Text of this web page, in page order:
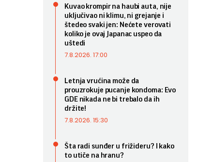
Kuvao krompir na haubi auta, nije
uključivao ni klimu, ni grejanje i
štedeo svaki jen: Nećete verovati
koliko je ovaj Japanac uspeo da
uštedi
7.8.2026. 17:00
Letnja vrućina može da
prouzrokuje pucanje kondoma: Evo
GDE nikada ne bi trebalo da ih
držite!
7.8.2026. 15:30
Šta radi sunđer u frižideru? I kako
to utiče na hranu?